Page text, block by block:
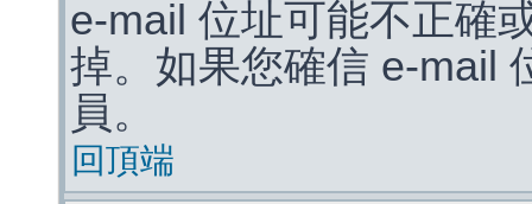
e-mail 位址可能不正確
掉。如果您確信 e-mail
員。
回頂端